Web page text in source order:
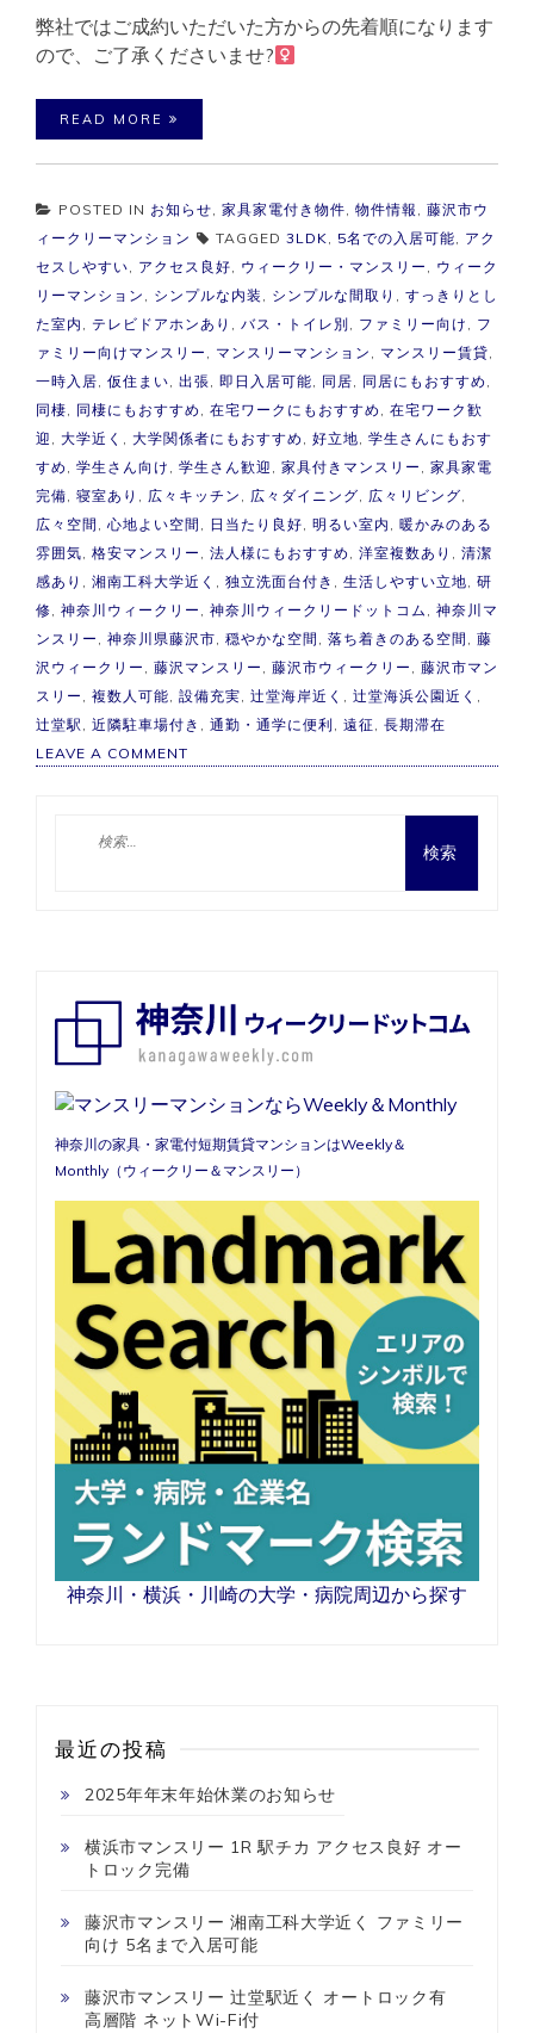
弊社ではご成約いただいた方からの先着順になります
ので、ご了承くださいませ?‍
READ MORE
POSTED IN お知らせ, 家具家電付き物件, 物件情報 , 藤沢市ウ
ィークリーマンション
TAGGED 3LDK, 5名での入居可能, アク
セスしやすい, アクセス良好, ウィークリー・マンスリー , ウィーク
リーマンション , シンプルな内装 , シンプルな間取り , すっきりとし
た室内 , テレビドアホンあり , バス・トイレ別 , ファミリー向け , フ
ァミリー向けマンスリー , マンスリーマンション , マンスリー賃貸,
一時入居, 仮住まい, 出張, 即日入居可能, 同居, 同居にもおすすめ ,
同棲, 同棲にもおすすめ , 在宅ワークにもおすすめ , 在宅ワーク歓
迎 , 大学近く , 大学関係者にもおすすめ , 好立地, 学生さんにもおす
すめ , 学生さん向け , 学生さん歓迎 , 家具付きマンスリー , 家具家電
完備, 寝室あり , 広々キッチン , 広々ダイニング, 広々リビング,
広々空間 , 心地よい空間 , 日当たり良好, 明るい室内 , 暖かみのある
雰囲気, 格安マンスリー , 法人様にもおすすめ , 洋室複数あり , 清潔
感あり , 湘南工科大学近く , 独立洗面台付き , 生活しやすい立地, 研
修, 神奈川ウィークリー , 神奈川ウィークリードットコム , 神奈川マ
ンスリー , 神奈川県藤沢市, 穏やかな空間 , 落ち着きのある空間 , 藤
沢ウィークリー , 藤沢マンスリー , 藤沢市ウィークリー , 藤沢市マン
スリー , 複数人可能, 設備充実, 辻堂海岸近く , 辻堂海浜公園近く ,
辻堂駅 , 近隣駐車場付き , 通勤・通学に便利 , 遠征, 長期滞在
LEAVE A COMMENT
【複
ー
大
近
の
立
地
神奈川の家具・家電付短期賃貸マンションはWeekly＆
Monthly（ウィークリー＆マンスリー）
神奈川・横浜・川崎の大学・病院周辺から探す
最近の投稿
2025年年末年始休業のお知らせ
横浜市マンスリー 1R 駅チカ アクセス良好 オー
トロック完備
藤沢市マンスリー 湘南工科大学近く ファミリー
向け 5名まで入居可能
藤沢市マンスリー 辻堂駅近く オートロック有
高層階 ネットWi-Fi付